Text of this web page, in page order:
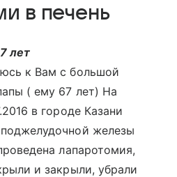
в печень
лет
к Вам с большой
( ему 67 лет) На
в городе Казани
железы
лапаротомия,
и закрыли, убрали